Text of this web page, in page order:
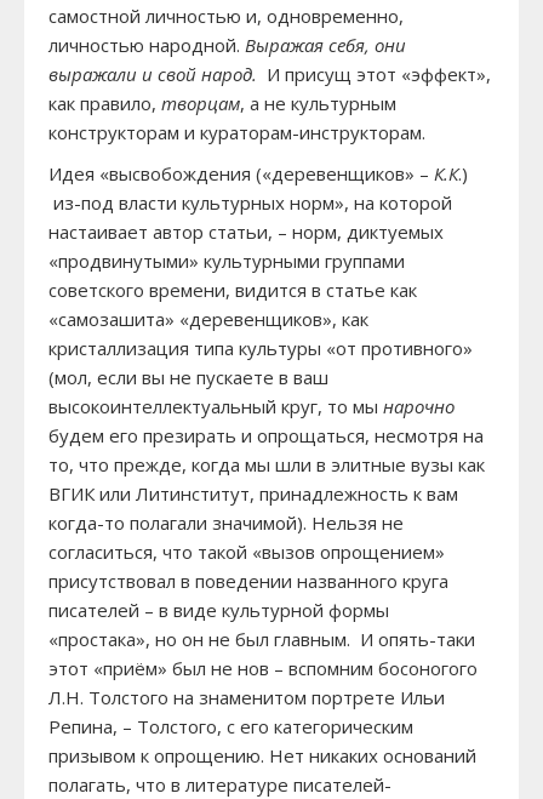
самостной личностью и, одновременно,
личностью народной. Выражая себя, они
выражали и свой народ. И присущ этот «эффект»,
как правило, творцам, а не культурным
конструкторам и кураторам-инструкторам.
Идея «высвобождения («деревенщиков» – К.К.)
из-под власти культурных норм», на которой
настаивает автор статьи, – норм, диктуемых
«продвинутыми» культурными группами
советского времени, видится в статье как
«самозашита» «деревенщиков», как
кристаллизация типа культуры «от противного»
(мол, если вы не пускаете в ваш
высокоинтеллектуальный круг, то мы нарочно
будем его презирать и опрощаться, несмотря на
то, что прежде, когда мы шли в элитные вузы как
ВГИК или Литинститут, принадлежность к вам
когда-то полагали значимой). Нельзя не
согласиться, что такой «вызов опрощением»
присутствовал в поведении названного круга
писателей – в виде культурной формы
«простака», но он не был главным. И опять-таки
этот «приём» был не нов – вспомним босоногого
Л.Н. Толстого на знаменитом портрете Ильи
Репина, – Толстого, с его категорическим
призывом к опрощению. Нет никаких оснований
полагать, что в литературе писателей-